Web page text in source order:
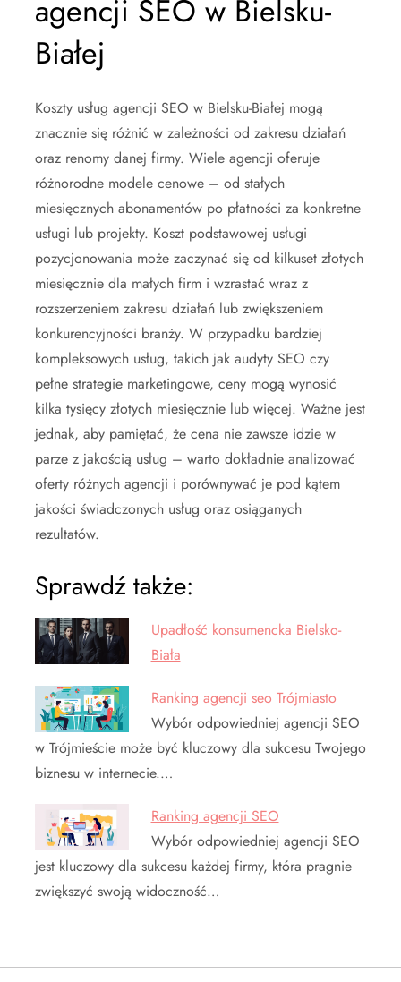
agencji SEO w Bielsku-
Białej
Koszty usług agencji SEO w Bielsku-Białej mogą
znacznie się różnić w zależności od zakresu działań
oraz renomy danej firmy. Wiele agencji oferuje
różnorodne modele cenowe – od stałych
miesięcznych abonamentów po płatności za konkretne
usługi lub projekty. Koszt podstawowej usługi
pozycjonowania może zaczynać się od kilkuset złotych
miesięcznie dla małych firm i wzrastać wraz z
rozszerzeniem zakresu działań lub zwiększeniem
konkurencyjności branży. W przypadku bardziej
kompleksowych usług, takich jak audyty SEO czy
pełne strategie marketingowe, ceny mogą wynosić
kilka tysięcy złotych miesięcznie lub więcej. Ważne jest
jednak, aby pamiętać, że cena nie zawsze idzie w
parze z jakością usług – warto dokładnie analizować
oferty różnych agencji i porównywać je pod kątem
jakości świadczonych usług oraz osiąganych
rezultatów.
Sprawdź także:
Upadłość konsumencka Bielsko-
Biała
Ranking agencji seo Trójmiasto
Wybór odpowiedniej agencji SEO
w Trójmieście może być kluczowy dla sukcesu Twojego
biznesu w internecie.…
Ranking agencji SEO
Wybór odpowiedniej agencji SEO
jest kluczowy dla sukcesu każdej firmy, która pragnie
zwiększyć swoją widoczność…